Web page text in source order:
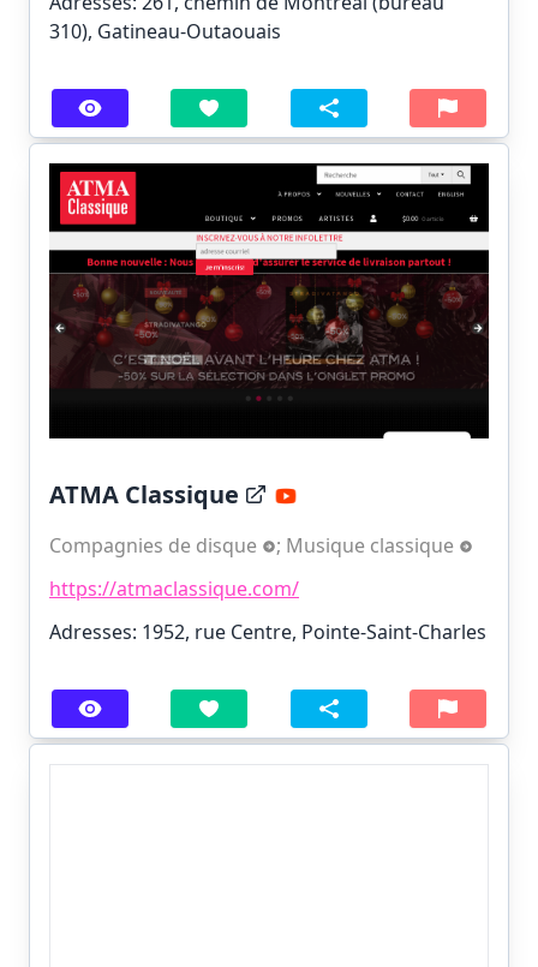
310), Gatineau-Outaouais
ATMA Classique
Compagnies de disque ; Musique classique
https://atmaclassique.com/
Adresses: 1952, rue Centre, Pointe-Saint-Charles